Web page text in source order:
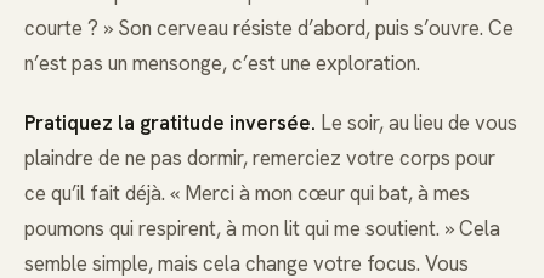
courte ? » Son cerveau résiste d’abord, puis s’ouvre. Ce
n’est pas un mensonge, c’est une exploration.
Pratiquez la gratitude inversée. Le soir, au lieu de vous
plaindre de ne pas dormir, remerciez votre corps pour
ce qu’il fait déjà. « Merci à mon cœur qui bat, à mes
poumons qui respirent, à mon lit qui me soutient. » Cela
semble simple, mais cela change votre focus. Vous